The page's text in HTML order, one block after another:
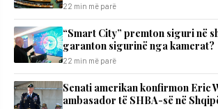
22 min më parë
“Smart City” premton siguri në
garanton sigurinë nga kamerat?
22 min më parë
Senati amerikan konfirmon Eric
ambasador të SHBA-së në